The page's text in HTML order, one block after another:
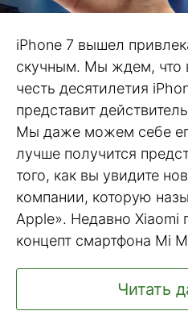
iPhone 7 вышел
скучным. Мы ждем, что
честь десятилетия
представит
Мы даже можем себе
лучше получится
того, как вы увидите
компании, которую
Apple». Недавно Xiaomi
концепт смартфона Mi
Читать